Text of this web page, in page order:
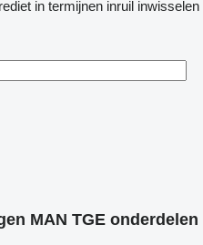
in termijnen inruil inwisselen
MAN TGE onderdelen